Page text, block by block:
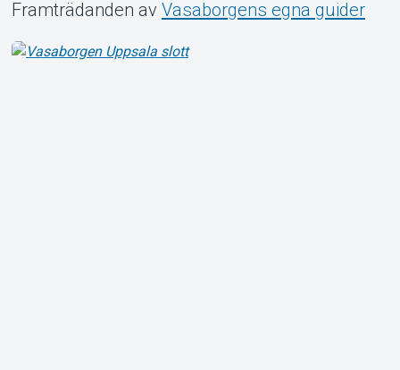
Framträdanden av Vasaborgens egna guider